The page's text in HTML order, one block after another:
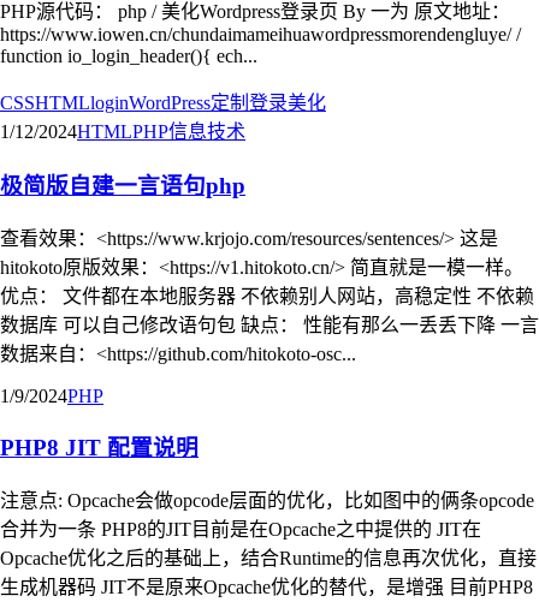
PHP源代码： php / 美化Wordpress登录页 By 一为 原文地址：
https://www.iowen.cn/chundaimameihuawordpressmorendengluye/ /
function io_login_header(){ ech...
CSSHTMLloginWordPress定制 登录美化
1/12/2024HTMLPHP信息技术
极简版自建一言语句php
查看效果：<https://www.krjojo.com/resources/sentences/> 这是
hitokoto原版效果：<https://v1.hitokoto.cn/> 简直就是一模一样。
优点： 文件都在本地服务器 不依赖别人网站，高稳定性 不依赖
数据库 可以自己修改语句包 缺点： 性能有那么一丢丢下降 一言
数据来自：<https://github.com/hitokoto-osc...
1/9/2024PHP
PHP8 JIT 配置说明
注意点: Opcache会做opcode层面的优化，比如图中的俩条opcode
合并为一条 PHP8的JIT目前是在Opcache之中提供的 JIT在
Opcache优化之后的基础上，结合Runtime的信息再次优化，直接
生成机器码 JIT不是原来Opcache优化的替代，是增强 目前PHP8